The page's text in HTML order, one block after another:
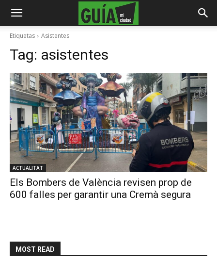
Etiquetas Asistentes
Tag: asistentes
ACTUALITAT
Els Bombers de València revisen prop de
600 falles per garantir una Cremà segura
MOST READ